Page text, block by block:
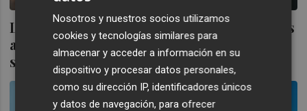
Lleida.net eleva un 9% sus ingresos gracias
al tirón de su línea de software como
servicio (SaaS)
Nosotros y nuestros socios utilizamos
cookies y tecnologías similares para
almacenar y acceder a información en su
dispositivo y procesar datos personales,
como su dirección IP, identificadores únicos
y datos de navegación, para ofrecer